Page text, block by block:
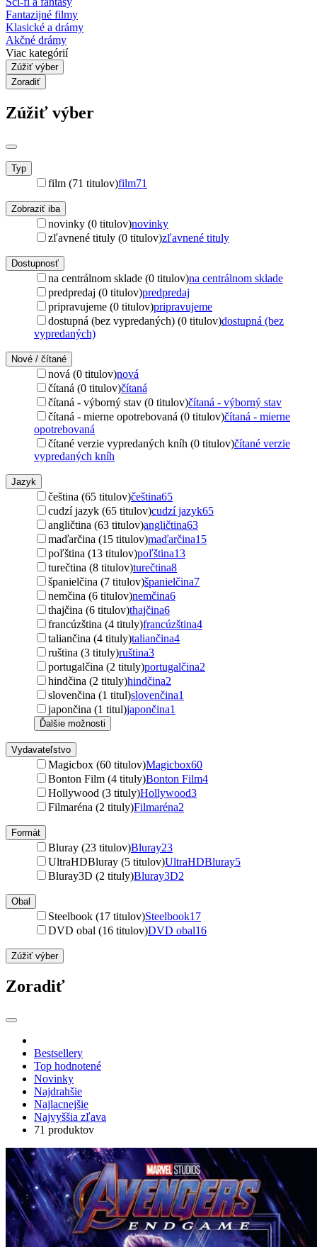
Fantazijné filmy
Klasické a drámy
Akčné drámy
Viac kategórií
Zúžiť výber
Zoradiť
Zúžiť výber
Typ
film (71 titulov)film71
Zobraziť iba
novinky (0 titulov)novinky
zľavnené tituly (0 titulov)zľavnené tituly
Dostupnosť
na centrálnom sklade (0 titulov)na centrálnom sklade
predpredaj (0 titulov)predpredaj
pripravujeme (0 titulov)pripravujeme
dostupná (bez vypredaných) (0 titulov)dostupná (bez
vypredaných)
Nové / čítané
nová (0 titulov)nová
čítaná (0 titulov)čítaná
čítaná - výborný stav (0 titulov)čítaná - výborný stav
čítaná - mierne opotrebovaná (0 titulov)čítaná - mierne
opotrebovaná
čítané verzie vypredaných kníh (0 titulov)čítané verzie
vypredaných kníh
Jazyk
čeština (65 titulov)čeština65
cudzí jazyk (65 titulov)cudzí jazyk65
angličtina (63 titulov)angličtina63
maďarčina (15 titulov)maďarčina15
poľština (13 titulov)poľština13
turečtina (8 titulov)turečtina8
španielčina (7 titulov)španielčina7
nemčina (6 titulov)nemčina6
thajčina (6 titulov)thajčina6
francúzština (4 tituly)francúzština4
taliančina (4 tituly)taliančina4
ruština (3 tituly)ruština3
portugalčina (2 tituly)portugalčina2
hindčina (2 tituly)hindčina2
slovenčina (1 titul)slovenčina1
japončina (1 titul)japončina1
Ďalšie možnosti
Vydavateľstvo
Magicbox (60 titulov)Magicbox60
Bonton Film (4 tituly)Bonton Film4
Hollywood (3 tituly)Hollywood3
Filmaréna (2 tituly)Filmaréna2
Formát
Bluray (23 titulov)Bluray23
UltraHDBluray (5 titulov)UltraHDBluray5
Bluray3D (2 tituly)Bluray3D2
Obal
Steelbook (17 titulov)Steelbook17
DVD obal (16 titulov)DVD obal16
Zúžiť výber
Zoradiť
Bestsellery
Top hodnotené
Novinky
Najdrahšie
Najlacnejšie
Najvyššia zľava
71 produktov